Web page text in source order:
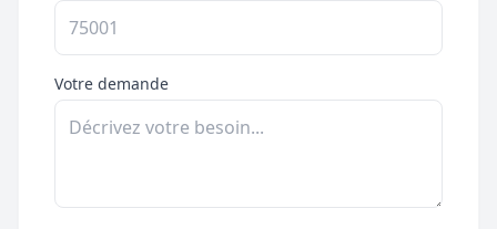
Votre demande